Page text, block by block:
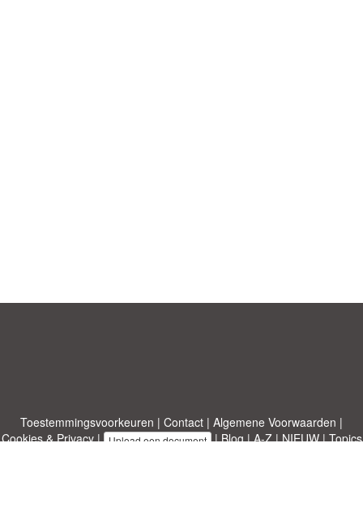
Toestemmingsvoorkeuren | Contact | Algemene Voorwaarden |
Cookies & Privacy| Upload een document |Blog|A-Z|NIEUW|Topics